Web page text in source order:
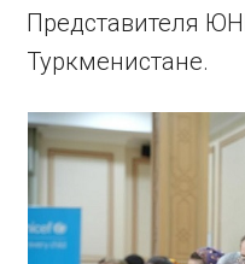
Представителя
Туркменистане.